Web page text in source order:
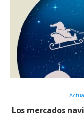
Los mercados